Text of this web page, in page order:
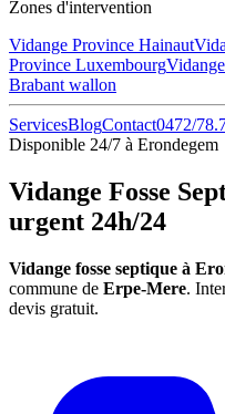
Zones d'intervention
Vidange Province Hainaut
Province Luxembourg
Brabant wallon
ServicesBlogContact0472/
Disponible 24/7 à Erondegem
Vidange Fosse
urgent 24h/24
Vidange fosse septique à
commune de Erpe-Mere.
devis gratuit.